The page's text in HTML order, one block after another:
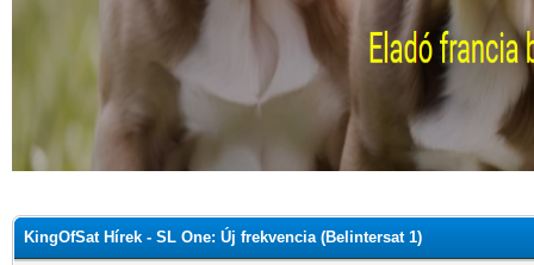
KingOfSat Hírek - SL One: Új frekvencia (Belintersat 1)